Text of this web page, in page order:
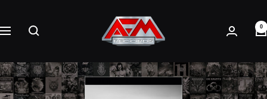
Inhalt
Navigation
AFM
Records
0